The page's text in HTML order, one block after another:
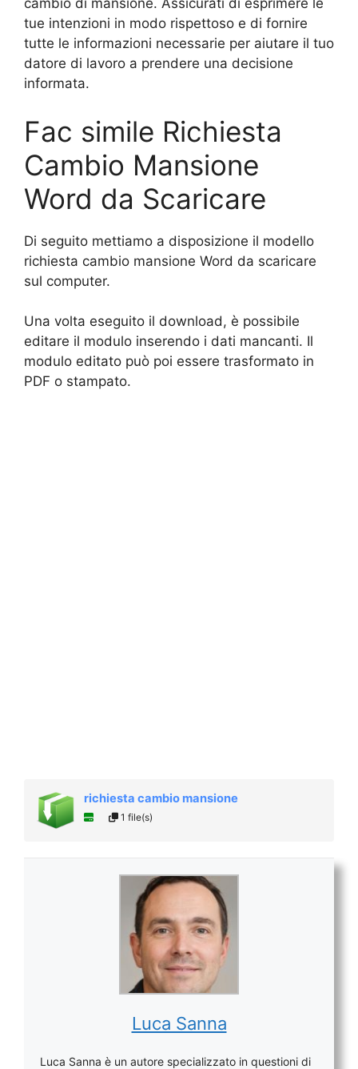
cambio di mansione. Assicurati di esprimere le
tue intenzioni in modo rispettoso e di fornire
tutte le informazioni necessarie per aiutare il tuo
datore di lavoro a prendere una decisione
informata.
Fac simile Richiesta
Cambio Mansione
Word da Scaricare
Di seguito mettiamo a disposizione il modello
richiesta cambio mansione Word da scaricare
sul computer.
Una volta eseguito il download, è possibile
editare il modulo inserendo i dati mancanti. Il
modulo editato può poi essere trasformato in
PDF o stampato.
richiesta cambio mansione
1 file(s)
Luca Sanna
Luca Sanna è un autore specializzato in questioni di